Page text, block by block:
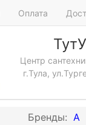
Оплата
Центр
г.Тула,
A